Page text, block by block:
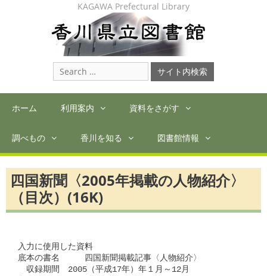
KAGAWA Prefectural Library
Search
for:
ホーム 利用案内 資料をさがす
調べもの 香川を知る 図書館情報
四国新聞〈2005年掲載の人物紹介〉
（目次）(16K)
入力に使用した資料
底本の書名　　　四国新聞掲載記事〈人物紹介〉
収録期間　2005（平成17年）年１月～12月